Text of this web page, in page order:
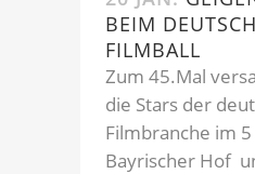
BEIM
FILMBALL
Zum 45.Mal
die Stars der
Filmbranche im
Bayrischer Hof